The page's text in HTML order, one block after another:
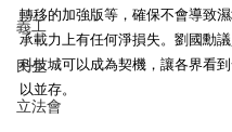
義工
民生
立法會
轉移的加強版等，確保不會導致
承載力上有任何淨損失。劉國勳
科技城可以成為契機，讓各界看
以並存。